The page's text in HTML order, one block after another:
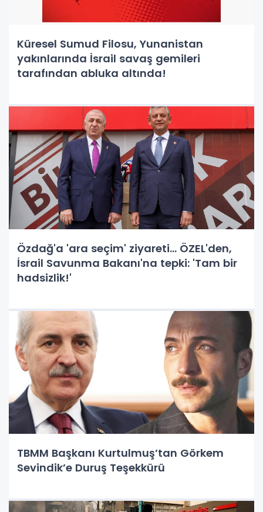
Küresel Sumud Filosu, Yunanistan
yakınlarında İsrail savaş gemileri
tarafından abluka altında!
Özdağ'a 'ara seçim' ziyareti... ÖZEL'den,
İsrail Savunma Bakanı'na tepki: 'Tam bir
hadsizlik!'
TBMM Başkanı Kurtulmuş’tan Görkem
Sevindik’e Duruş Teşekkürü